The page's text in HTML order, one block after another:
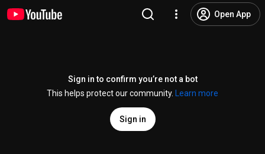
Open App
Sign in to confirm you’re not a bot
This helps protect our community.
Learn more
Sign in